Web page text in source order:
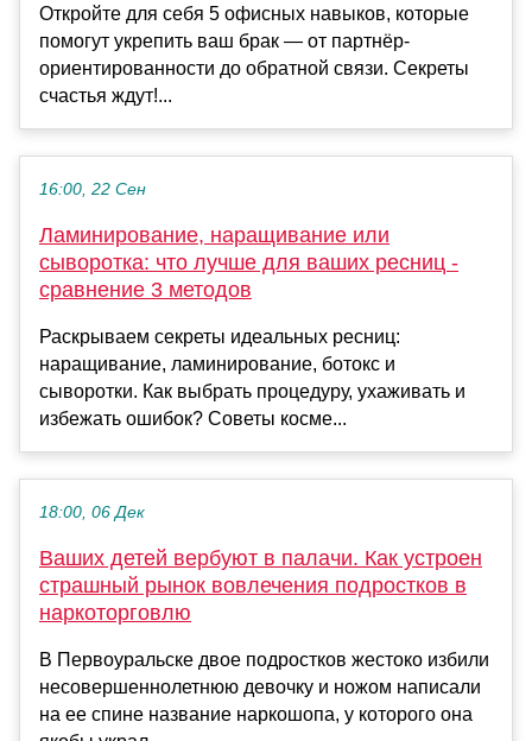
Откройте для себя 5 офисных навыков, которые
помогут укрепить ваш брак — от партнёр-
ориентированности до обратной связи. Секреты
счастья ждут!...
16:00, 22 Сен
Ламинирование, наращивание или
сыворотка: что лучше для ваших ресниц -
сравнение 3 методов
Раскрываем секреты идеальных ресниц:
наращивание, ламинирование, ботокс и
сыворотки. Как выбрать процедуру, ухаживать и
избежать ошибок? Советы косме...
18:00, 06 Дек
Ваших детей вербуют в палачи. Как устроен
страшный рынок вовлечения подростков в
наркоторговлю
В Первоуральске двое подростков жестоко избили
несовершеннолетнюю девочку и ножом написали
на ее спине название наркошопа, у которого она